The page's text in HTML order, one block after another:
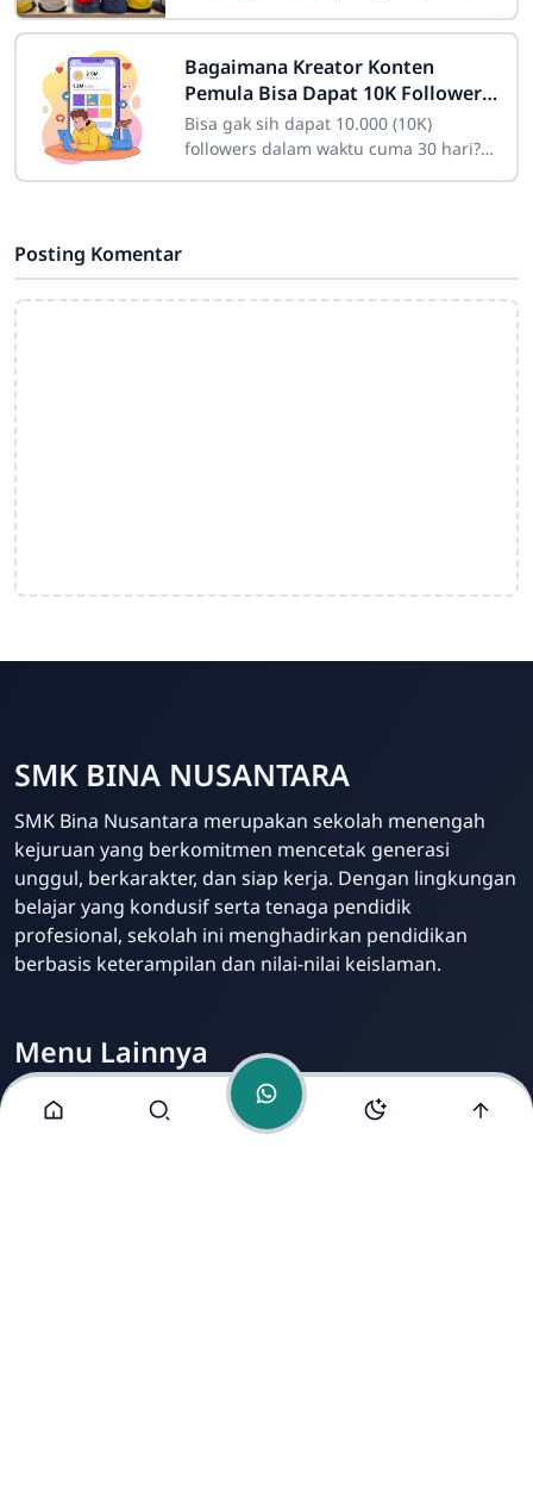
Admin Sekolah
Online
kemarin? Atau merasa "kurang keren"
Bagaimana Kreator Konten
Pemula Bisa Dapat 10K Followers
dalam Sebulan
Bisa gak sih dapat 10.000 (10K)
followers dalam waktu cuma 30 hari?
Posting Komentar
SMK BINA NUSANTARA
SMK Bina Nusantara merupakan sekolah menengah
kejuruan yang berkomitmen mencetak generasi
unggul, berkarakter, dan siap kerja. Dengan lingkungan
belajar yang kondusif serta tenaga pendidik
profesional, sekolah ini menghadirkan pendidikan
berbasis keterampilan dan nilai-nilai keislaman.
Menu Lainnya
Visi dan Misi